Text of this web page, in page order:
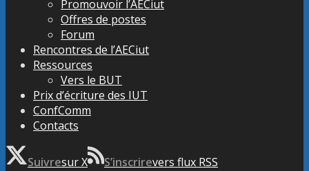
Promouvoir l’AECiut
Offres de postes
Forum
Rencontres de l’AECiut
Ressources
Vers le BUT
Prix d’écriture des IUT
ConfComm
Contacts
Suivresur X S’inscrirevers flux RSS